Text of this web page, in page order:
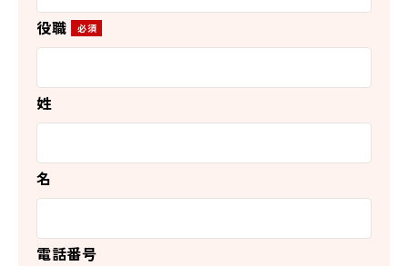
役職
姓
名
電話番号